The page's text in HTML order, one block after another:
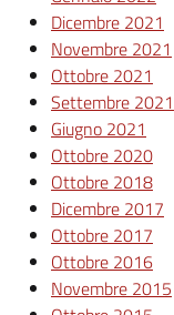
Dicembre 2021
Novembre 2021
Ottobre 2021
Settembre 2021
Giugno 2021
Ottobre 2020
Ottobre 2018
Dicembre 2017
Ottobre 2017
Ottobre 2016
Novembre 2015